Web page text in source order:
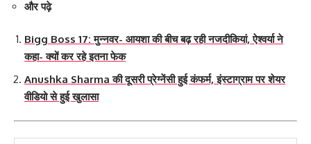
और पढ़े
Bigg Boss 17: मुन्नवर- आयशा की बीच बढ़ रही नजदीकियां, ऐश्वर्या ने
कहा- क्यों कर रहे इतना फेक
Anushka Sharma की दूसरी प्रेग्नेंसी हुई कंफर्म, इंस्टाग्राम पर शेयर
वीडियो से हुई खुलासा